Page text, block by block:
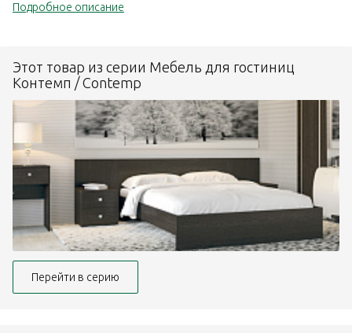
Подробное описание
Этот товар из серии Мебель для гостиниц
Контемп / Contemp
Перейти в серию